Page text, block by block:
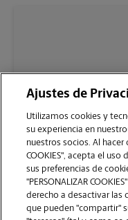
Ajustes de
Utilizamos cookies y
su experiencia en
nuestros socios. Al hacer
COOKIES", acepta el
sus preferencias de
"PERSONALIZAR
derecho a desactivar las
que pueden "compartir"